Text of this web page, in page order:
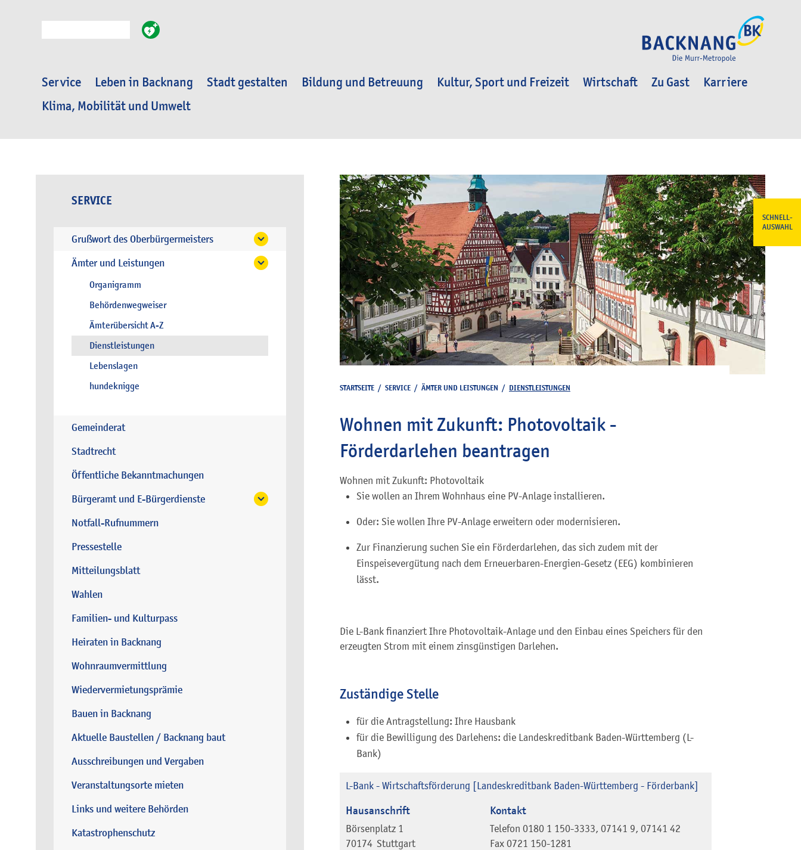
Service Leben in Backnang Stadt gestalten Bildung und Betreuung Kultur, Sport und Freizeit Wirtschaft Zu Gast
Karriere
Klima, Mobilität und Umwelt
SCHNELL-
AUSWAHL
SERVICE
Grußwort des Oberbürgermeisters
Ämter und Leistungen
Organigramm
Behördenwegweiser
Ämterübersicht A-Z
Dienstleistungen
Lebenslagen
hundeknigge
Gemeinderat
Stadtrecht
Öffentliche Bekanntmachungen
Bürgeramt und E-Bürgerdienste
Notfall-Rufnummern
Pressestelle
Mitteilungsblatt
Wahlen
Familien- und Kulturpass
Heiraten in Backnang
Wohnraumvermittlung
Wiedervermietungsprämie
Bauen in Backnang
Aktuelle Baustellen / Backnang baut
Ausschreibungen und Vergaben
Veranstaltungsorte mieten
Links und weitere Behörden
Katastrophenschutz
STARTSEITE / SERVICE / ÄMTER UND LEISTUNGEN / DIENSTLEISTUNGEN
Wohnen mit Zukunft: Photovoltaik -
Förderdarlehen beantragen
Wohnen mit Zukunft: Photovoltaik
Sie wollen an Ihrem Wohnhaus eine PV-Anlage installieren.
Oder: Sie wollen Ihre PV-Anlage erweitern oder modernisieren.
Zur Finanzierung suchen Sie ein Förderdarlehen, das sich zudem mit der
Einspeisevergütung nach dem Erneuerbaren-Energien-Gesetz (EEG) kombinieren
lässt.
Die L-Bank finanziert Ihre Photovoltaik-Anlage und den Einbau eines Speichers für den
erzeugten Strom mit einem zinsgünstigen Darlehen.
Zuständige Stelle
für die Antragstellung: Ihre Hausbank
für die Bewilligung des Darlehens: die Landeskreditbank Baden-Württemberg (L-
Bank)
L-Bank - Wirtschaftsförderung [Landeskreditbank Baden-Württemberg - Förderbank]
Hausanschrift
Börsenplatz 1
70174 Stuttgart
Kontakt
Telefon 0180 1 150-3333, 07141 9, 07141 42
Fax 0721 150-1281